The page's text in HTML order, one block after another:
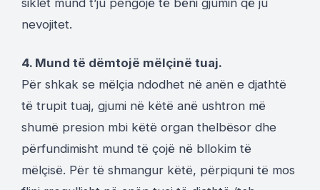
nevojitet.
4. Mund të dëmtojë mëlçinë tuaj.
Për shkak se mëlçia ndodhet në anën e djathtë
të trupit tuaj, gjumi në këtë anë ushtron më
shumë presion mbi këtë organ thelbësor dhe
përfundimisht mund të çojë në bllokim të
mëlçisë. Për të shmangur këtë, përpiquni të mos